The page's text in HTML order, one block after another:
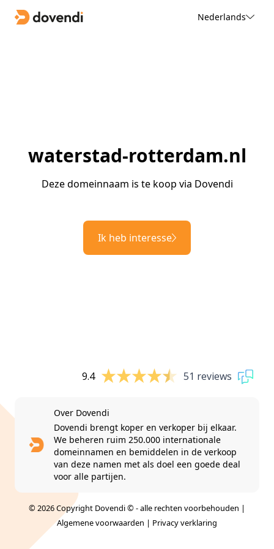
Nederlands
waterstad-rotterdam.nl
Deze domeinnaam is te koop via Dovendi
Ik heb interesse
9.4 51 reviews
Over Dovendi
Dovendi brengt koper en verkoper bij elkaar.
We beheren ruim 250.000 internationale
domeinnamen en bemiddelen in de verkoop
van deze namen met als doel een goede deal
voor alle partijen.
© 2026 Copyright Dovendi © - alle rechten voorbehouden |
Algemene voorwaarden | Privacy verklaring